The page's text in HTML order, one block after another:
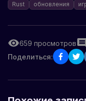
Rust обновления
659 просмотров
Поделиться: